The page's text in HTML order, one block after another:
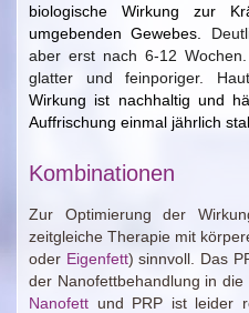
biologische Wirkung zur
umgebenden Gewebes.
aber erst nach 6-12
glatter und feinporiger.
Wirkung ist nachhaltig und
Auffrischung einmal jährlich
Kombinationen
Zur Optimierung der
zeitgleiche Therapie mit
oder Eigenfett) sinnvoll. Das
der Nanofettbehandlung in
Nanofett und PRP ist leider